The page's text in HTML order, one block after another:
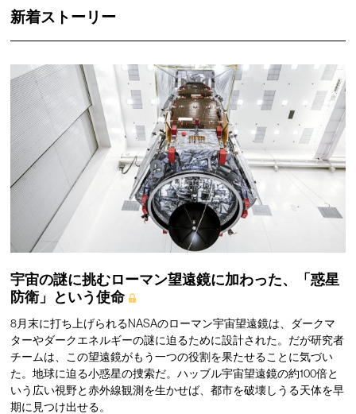
新着ストーリー
宇宙の謎に挑むローマン望遠鏡に加わった、「惑星
防衛」という使命
8月末に打ち上げられるNASAのローマン宇宙望遠鏡は、ダークマ
ターやダークエネルギーの謎に迫るために設計された。だが研究者
チームは、この望遠鏡がもう一つの役割を果たせることに気づい
た。地球に迫る小惑星の捜索だ。ハッブル宇宙望遠鏡の約100倍と
いう広い視野と赤外線観測を生かせば、都市を破壊しうる天体を早
期に見つけ出せる。